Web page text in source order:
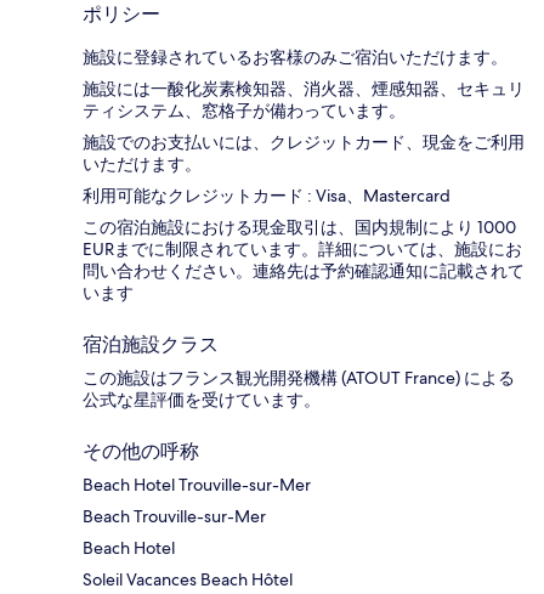
ポリシー
施設に登録されているお客様のみご宿泊いただけます。
施設には一酸化炭素検知器、消火器、煙感知器、セキュリ
ティシステム、窓格子が備わっています。
施設でのお支払いには、クレジットカード、現金をご利用
いただけます。
利用可能なクレジットカード : Visa、Mastercard
この宿泊施設における現金取引は、国内規制により 1000
EURまでに制限されています。詳細については、施設にお
問い合わせください。連絡先は予約確認通知に記載されて
います
宿泊施設クラス
この施設はフランス観光開発機構 (ATOUT France) による
公式な星評価を受けています。
その他の呼称
Beach Hotel Trouville-sur-Mer
Beach Trouville-sur-Mer
Beach Hotel
Soleil Vacances Beach Hôtel